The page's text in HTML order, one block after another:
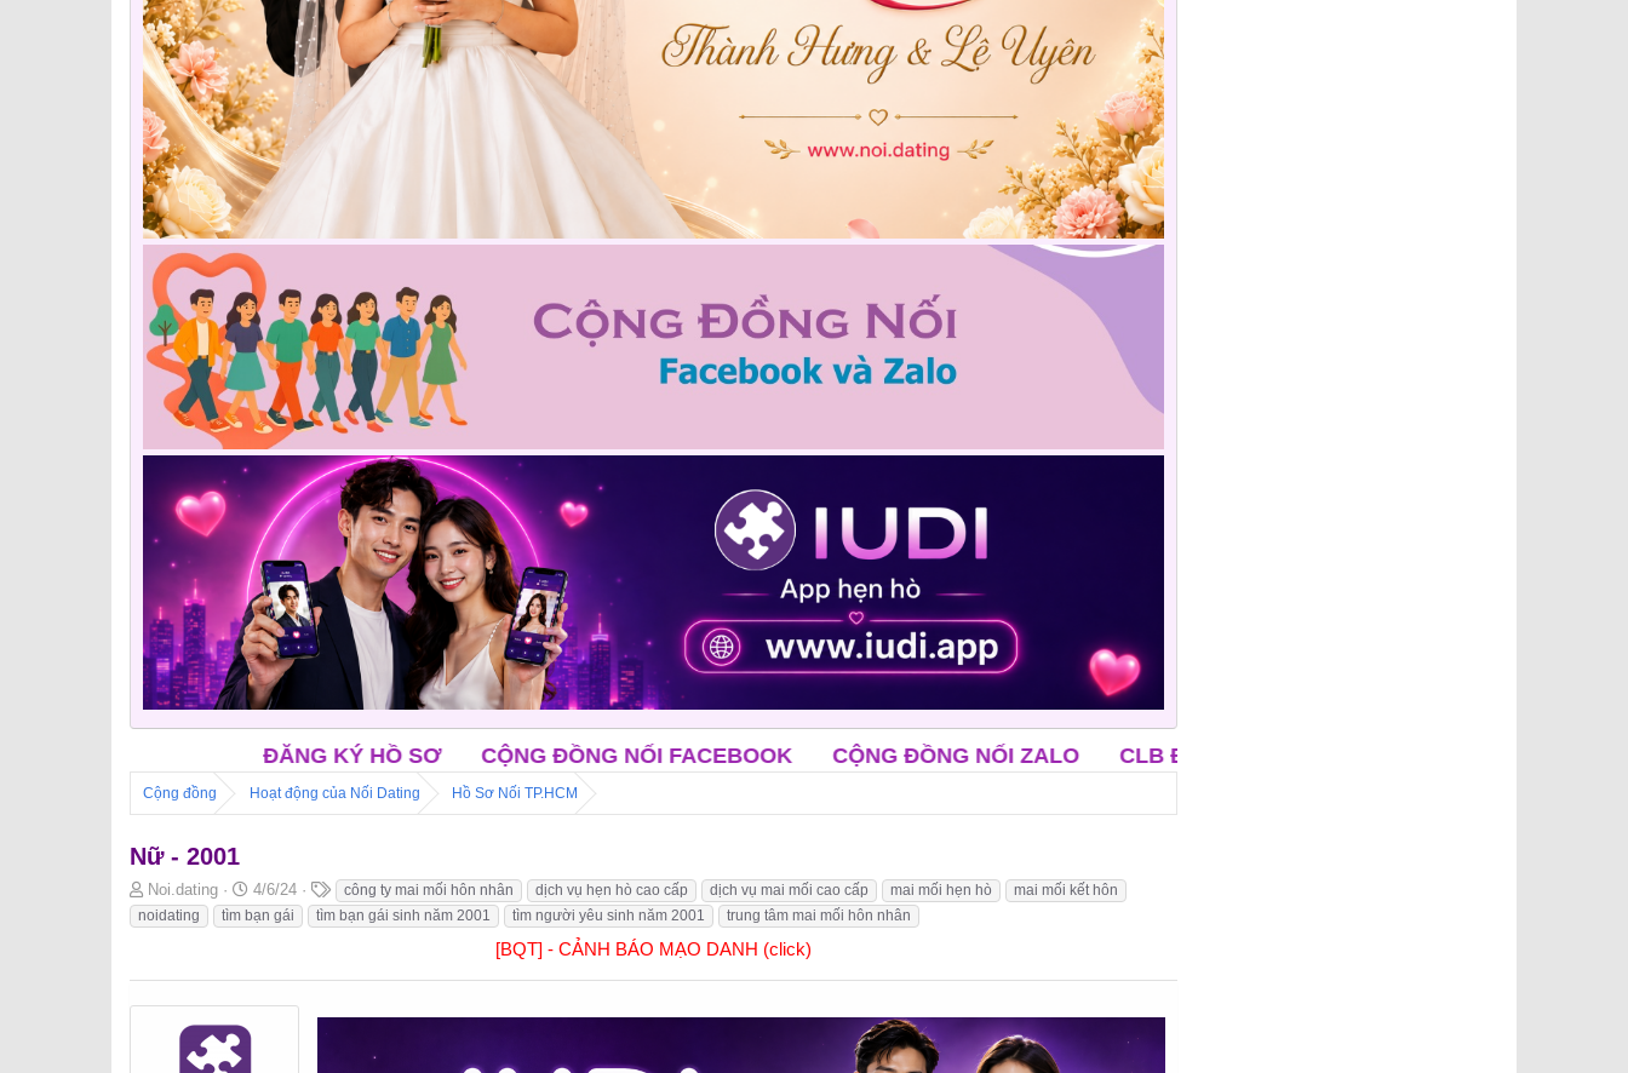
CỘNG ĐỒNG NỐI FACEBOOK CỘNG ĐỒNG NỐI ZALO CLB ĐỘC THÂN TRUNG NIÊN
Cộng đồng Hoạt động của Nối Dating Hồ Sơ Nối TP.HCM
Nữ - 2001
B
ắ
t
ầ
Noi.dating
N
g
à
b
4/6/24
h
ẻ
công ty mai mối hôn nhân dịch vụ hẹn hò cao cấp dịch vụ mai mối cao cấp mai mối hẹn hò
mai mối kết hôn
noidating
tìm bạn gái tìm bạn gái sinh năm 2001 tìm người yêu sinh năm 2001 trung tâm mai mối hôn nhân
[BQT] - CẢNH BÁO MẠO DANH (click)